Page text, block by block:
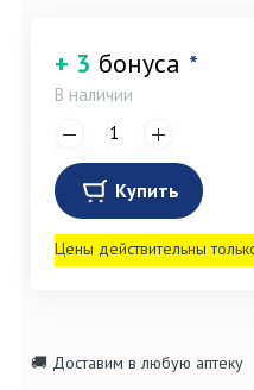
+ 3 бонуса *
В наличии
Купить
Цены действительны
🚚 Доставим в любую аптеку